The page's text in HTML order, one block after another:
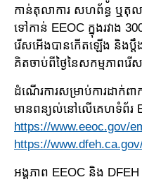
កាន់តុលាការ សហព័ន្ធ ឬតុលា
ទៅកាន់ EEOC ក្នុងរវាង
រើសអើងបានកើតឡើង និងប្តឹ
គិតចាប់ពីថ្ងៃនៃសកម្មភាពរ
ដំណើរការសម្រាប់ការដាក់ព
មានពន្យល់នៅលើគេហទំព័រ
https://www.eeoc.gov/
https://
អង្គភាព EEOC និង DFEH